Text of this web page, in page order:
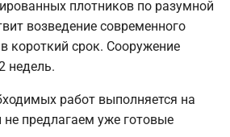
плотников по разумной
возведение современного
короткий срок. Сооружение
недель.
работ выполняется на
предлагаем уже готовые